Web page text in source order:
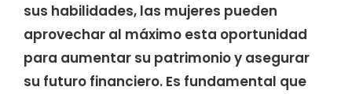
sus habilidades, las mujeres pueden
aprovechar al máximo esta oportunidad
para aumentar su patrimonio y asegurar
su futuro financiero. Es fundamental que